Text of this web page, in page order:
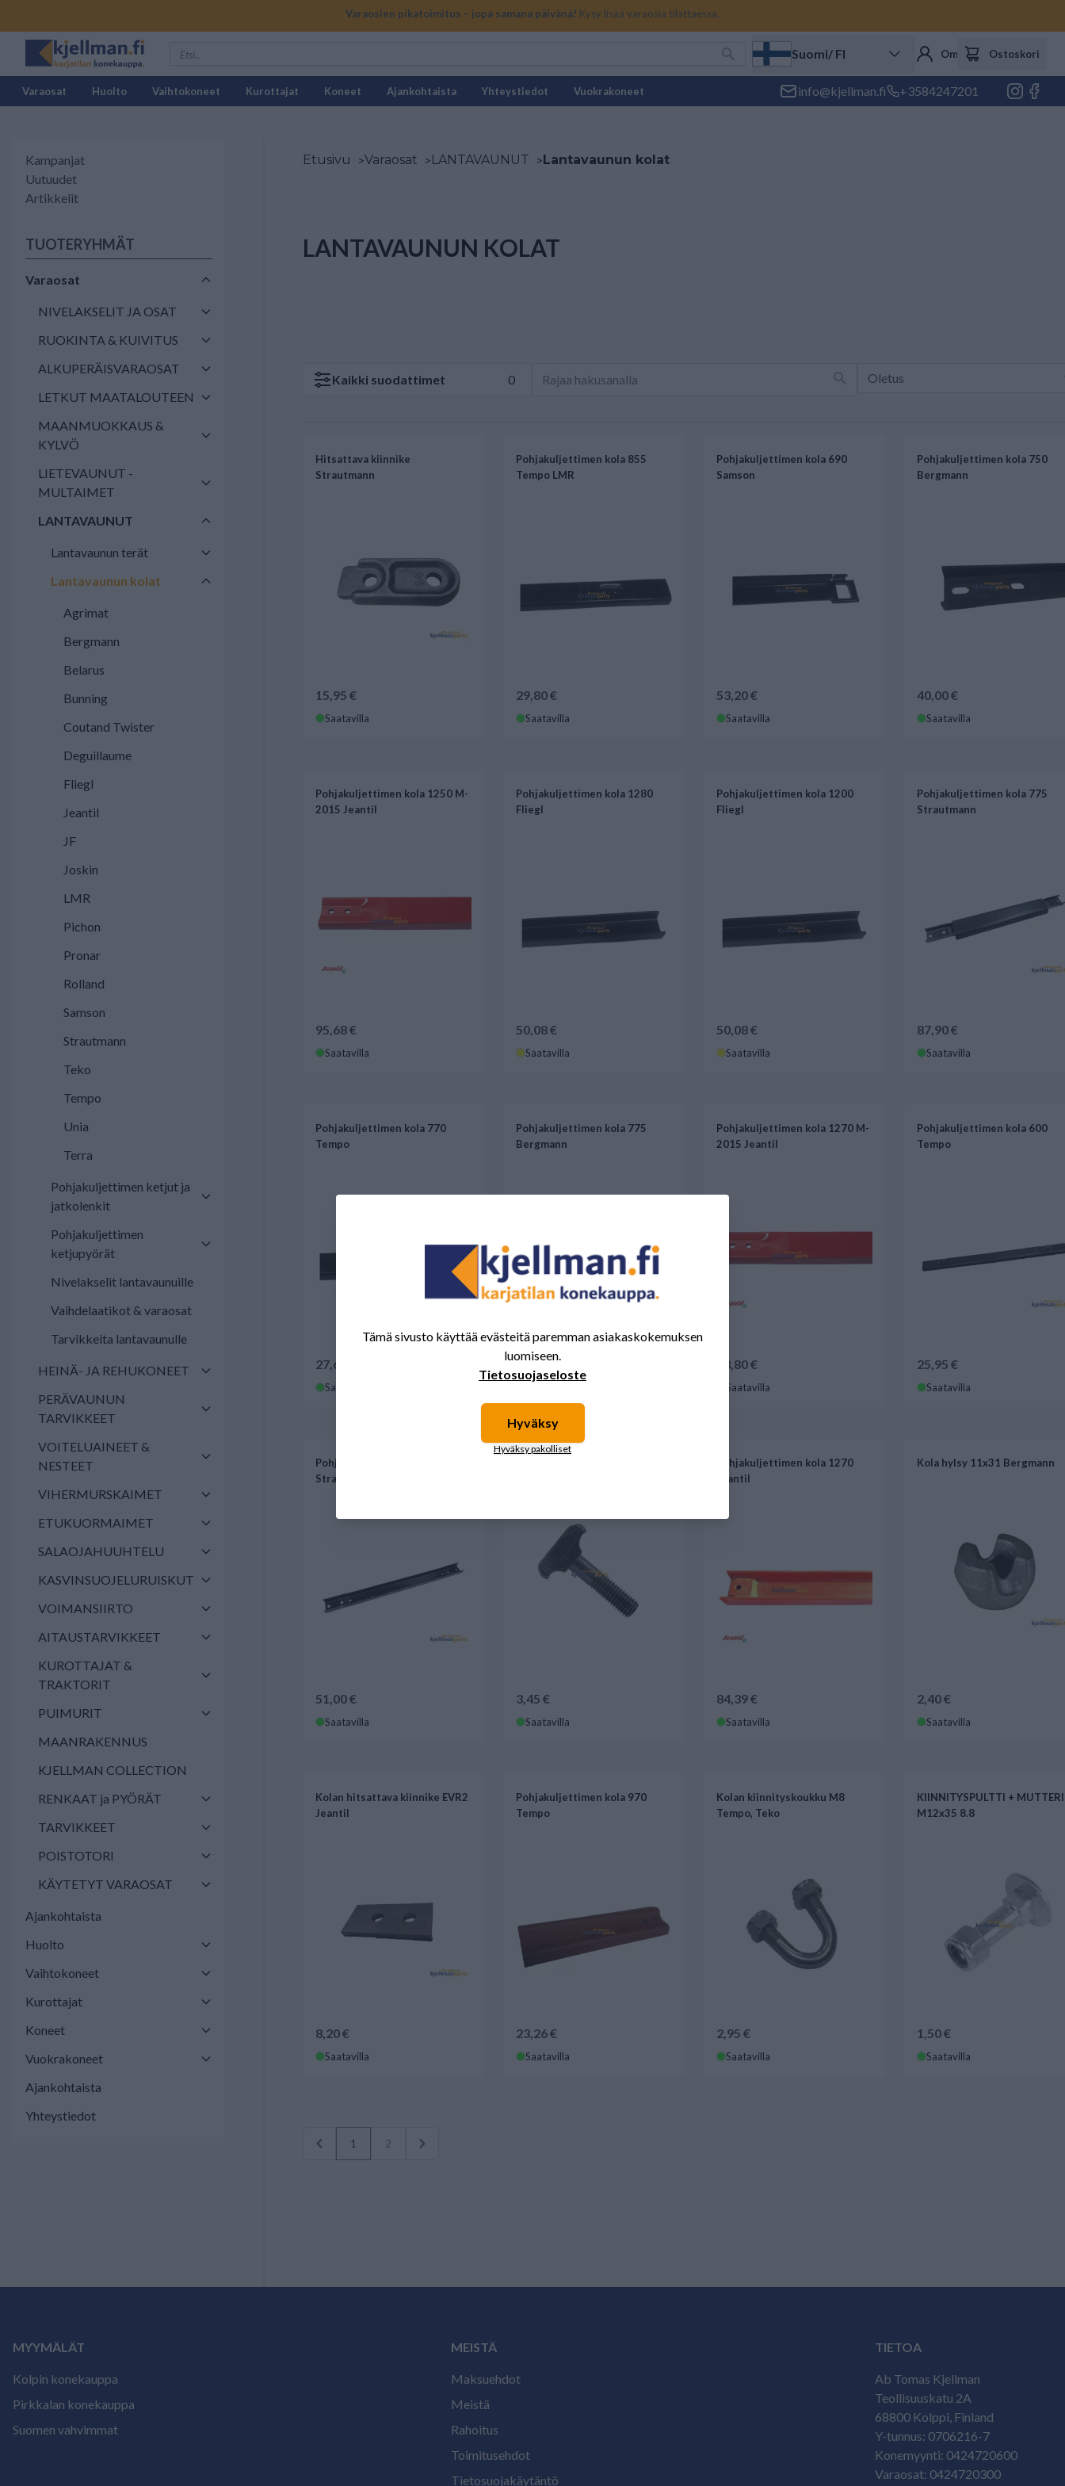
Varaosien pikatoimitus – jopa samana päivänä! Kysy lisää varaosia tilattaessa.
Suomi/ FI Oma tili Ostoskori
Varaosat Huolto Vaihtokoneet Kurottajat Koneet Ajankohtaista Yhteystiedot Vuokrakoneet info@kjellman.fi +3584247201
Kampanjat
Uutuudet
Artikkelit
TUOTERYHMÄT
Varaosat
NIVELAKSELIT JA OSAT
RUOKINTA & KUIVITUS
ALKUPERÄISVARAOSAT
LETKUT MAATALOUTEEN
MAANMUOKKAUS &
KYLVÖ
LIETEVAUNUT -
MULTAIMET
LANTAVAUNUT
Lantavaunun terät
Lantavaunun kolat
Agrimat
Bergmann
Belarus
Bunning
Coutand Twister
Deguillaume
Fliegl
Jeantil
JF
Joskin
LMR
Pichon
Pronar
Rolland
Samson
Strautmann
Teko
Tempo
Unia
Terra
Pohjakuljettimen ketjut ja
jatkolenkit
Pohjakuljettimen
ketjupyörät
Nivelakselit lantavaunuille
Vaihdelaatikot & varaosat
Tarvikkeita lantavaunulle
HEINÄ- JA REHUKONEET
PERÄVAUNUN
TARVIKKEET
VOITELUAINEET &
NESTEET
VIHERMURSKAIMET
ETUKUORMAIMET
SALAOJAHUUHTELU
KASVINSUOJELURUISKUT
VOIMANSIIRTO
AITAUSTARVIKKEET
KUROTTAJAT &
TRAKTORIT
PUIMURIT
MAANRAKENNUS
KJELLMAN COLLECTION
RENKAAT ja PYÖRÄT
TARVIKKEET
POISTOTORI
KÄYTETYT VARAOSAT
Ajankohtaista
Huolto
Vaihtokoneet
Kurottajat
Koneet
Vuokrakoneet
Ajankohtaista
Yhteystiedot
Etusivu >Varaosat >LANTAVAUNUT >Lantavaunun kolat
LANTAVAUNUN KOLAT
Kaikki suodattimet 0
Hitsattava kiinnike
Strautmann
15,95 €
Saatavilla
Pohjakuljettimen kola 855
Tempo LMR
29,80 €
Saatavilla
Pohjakuljettimen kola 690
Samson
53,20 €
Saatavilla
Pohjakuljettimen kola 750
Bergmann
40,00 €
Saatavilla
Pohjakuljettimen kola 1250 M-
2015 Jeantil
95,68 €
Saatavilla
Pohjakuljettimen kola 1280
Fliegl
50,08 €
Saatavilla
Pohjakuljettimen kola 1200
Fliegl
50,08 €
Saatavilla
Pohjakuljettimen kola 775
Strautmann
87,90 €
Saatavilla
Pohjakuljettimen kola 770
Tempo
27,60 €
Saatavilla
Pohjakuljettimen kola 775
Bergmann
35,90 €
Pohjakuljettimen kola 1270 M-
2015 Jeantil
98,80 €
Saatavilla
Pohjakuljettimen kola 600
Tempo
25,95 €
Saatavilla
Pohjakuljettimen kola 775
Strautmann
51,00 €
Saatavilla
3,45 €
Saatavilla
Pohjakuljettimen kola 1270
Jeantil
84,39 €
Saatavilla
Kola hylsy 11x31 Bergmann
2,40 €
Saatavilla
Kolan hitsattava kiinnike EVR2
Jeantil
8,20 €
Saatavilla
Pohjakuljettimen kola 970
Tempo
23,26 €
Saatavilla
Kolan kiinnityskoukku M8
Tempo, Teko
2,95 €
Saatavilla
KIINNITYSPULTTI + MUTTERI
M12x35 8.8
1,50 €
Saatavilla
1 2
MYYMÄLÄT
Kolpin konekauppa
Pirkkalan konekauppa
Suomen vahvimmat
MEISTÄ
Maksuehdot
Meistä
Rahoitus
Toimitusehdot
Tietosuojakäytäntö
TIETOA
Ab Tomas Kjellman
Teollisuuskatu 2A
68800 Kolppi, Finland
Y-tunnus: 0706216-7
Konemyynti: 0424720600
Varaosat: 0424720300
Tämä sivusto käyttää evästeitä paremman asiakaskokemuksen
luomiseen.
Tietosuojaseloste
Hyväksy
Hyväksy pakolliset